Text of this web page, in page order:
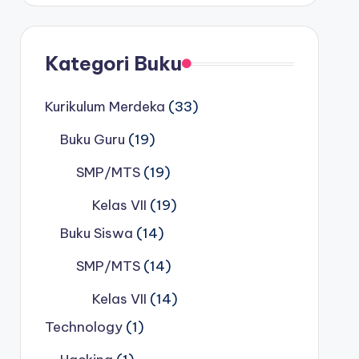
Kategori Buku
Kurikulum Merdeka 3333
Buku Guru 1919
SMP/MTS 1919
Kelas VII 1919
Buku Siswa 14
SMP/MTS 14
Kelas VII 14
Technology 1